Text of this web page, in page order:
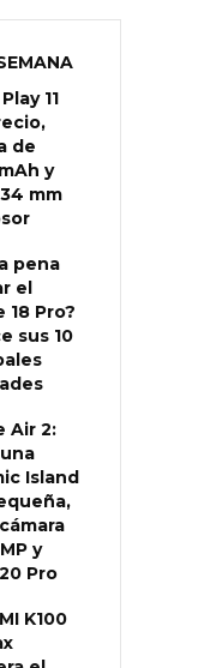
11
de
y
mm
pena
el
18 Pro?
sus 10
Air 2:
Island
y
Pro
K100